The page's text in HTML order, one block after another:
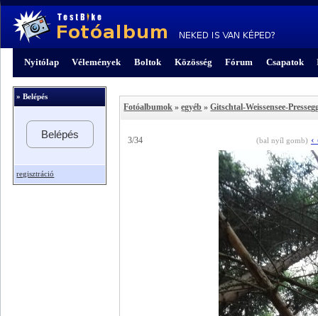
Nyitólap Vélemények Boltok Közösség Fórum Csapatok
» Belépés
Belépés
regisztráció
Fotóalbumok »egyéb »Gitschtal-Weissensee-
3/34 (bal nyíl gomb) ‹